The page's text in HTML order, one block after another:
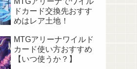
ドカード交換先おすす
めはレア土地！
MTGアリーナワイルド
カード使い方おすすめ
【いつ使うか？】